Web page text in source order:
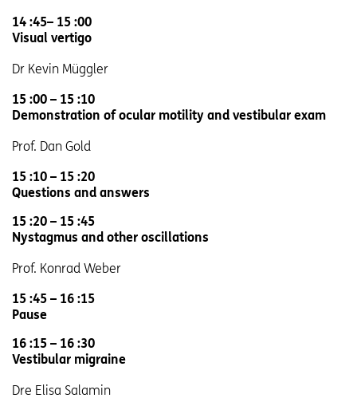
14 :45– 15 :00
Visual vertigo
Dr Kevin Müggler
15 :00 – 15 :10
Demonstration of ocular motility and vestibular exam
Prof. Dan Gold
15 :10 – 15 :20
Questions and answers
15 :20 – 15 :45
Nystagmus and other oscillations
Prof. Konrad Weber
15 :45 – 16 :15
Pause
16 :15 – 16 :30
Vestibular migraine
Dre Elisa Salamin